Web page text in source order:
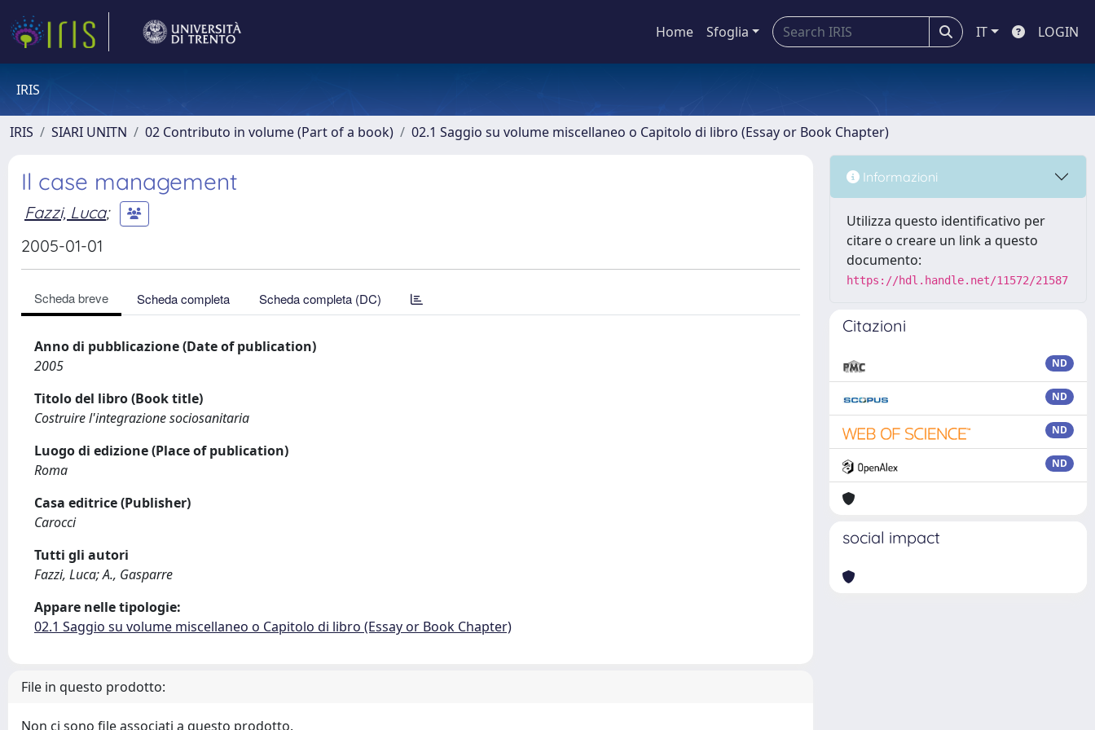
Home Sfoglia IT LOGIN
IRIS
IRIS SIARI UNITN 02 Contributo in volume (Part of a book) 02.1 Saggio su volume miscellaneo o Capitolo di libro (Essay or Book Chapter)
Il case management
Fazzi, Luca;
2005-01-01
Scheda breve Scheda completa Scheda completa (DC)
Anno di pubblicazione (Date of publication)
2005
Titolo del libro (Book title)
Costruire l'integrazione sociosanitaria
Luogo di edizione (Place of publication)
Roma
Casa editrice (Publisher)
Carocci
Tutti gli autori
Fazzi, Luca; A., Gasparre
Appare nelle tipologie:
02.1 Saggio su volume miscellaneo o Capitolo di libro (Essay or Book Chapter)
File in questo prodotto:
Non ci sono file associati a questo prodotto.
Informazioni
Utilizza questo identificativo per
citare o creare un link a questo
documento:
https://hdl.handle.net/11572/21587
Citazioni
ND
ND
ND
ND
social impact